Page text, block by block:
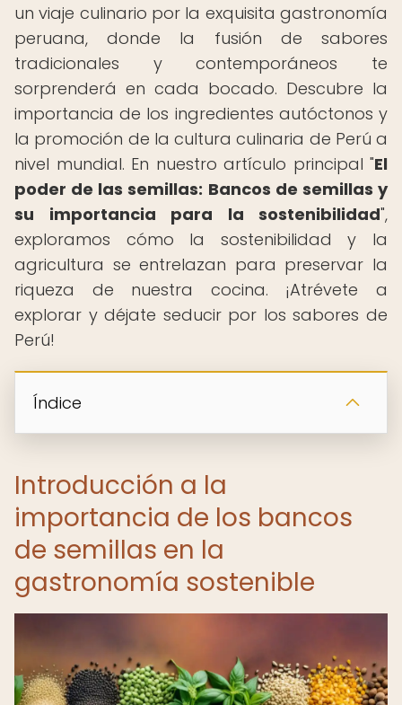
un viaje culinario por la exquisita gastronomía
peruana, donde la fusión de sabores
tradicionales y contemporáneos te
sorprenderá en cada bocado. Descubre la
importancia de los ingredientes autóctonos y
la promoción de la cultura culinaria de Perú a
nivel mundial. En nuestro artículo principal "El
poder de las semillas: Bancos de semillas y
su importancia para la sostenibilidad",
exploramos cómo la sostenibilidad y la
agricultura se entrelazan para preservar la
riqueza de nuestra cocina. ¡Atrévete a
explorar y déjate seducir por los sabores de
Perú!
Índice
Introducción a la
importancia de los bancos
de semillas en la
gastronomía sostenible